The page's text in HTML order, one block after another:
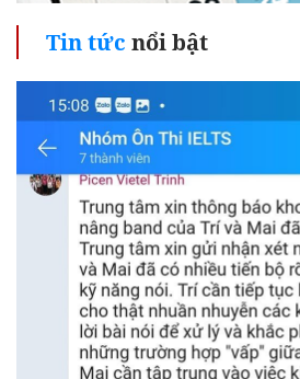
Tin tức nổi bật